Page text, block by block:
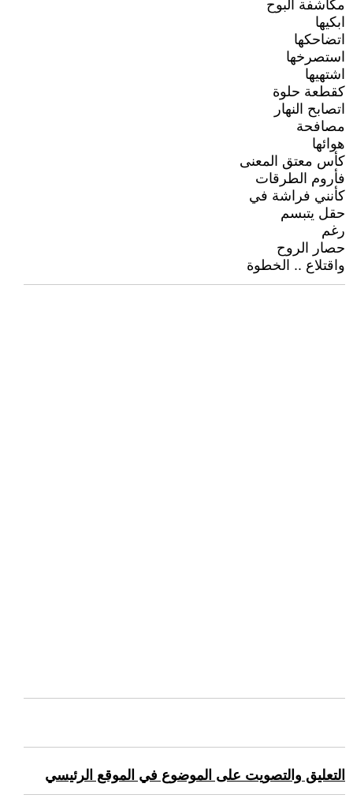
مكاشفة البوح
ابكيها
اتضاحكها
استصرخها
اشتهيها
كقطعة حلوة
اتصابح النهار
مصافحة
هوائها
كأس معتق المعنى
فأروم الطرقات
كأنني فراشة في
حقل يتبسم
رغم
حصار الروح
واقتلاع .. الخطوة
التعليق والتصويت على الموضوع في الموقع الرئيسي